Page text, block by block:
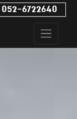
052-6722640